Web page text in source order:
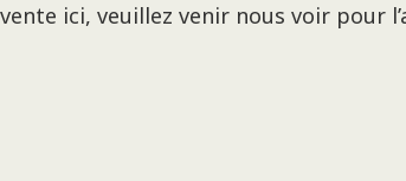
ici, veuillez venir nous voir pour